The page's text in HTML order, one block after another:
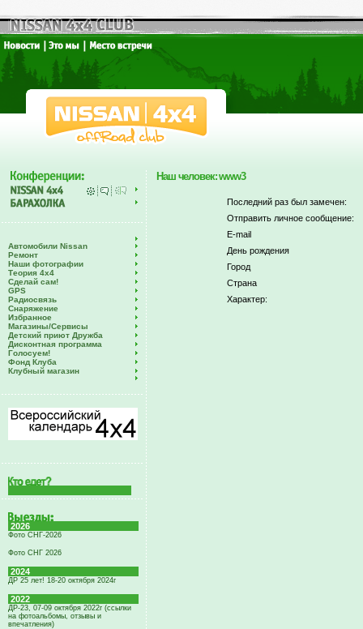
Автомобили Nissan
Ремонт
Наши фотографии
Теория 4х4
Сделай сам!
GPS
Радиосвязь
Снаряжение
Избранное
Магазины/Сервисы
Детский приют Дружба
Дисконтная программа
Голосуем!
Фонд Клуба
Клубный магазин
2026
Фото СНГ-2026
Фото СНГ 2026
2024
ДР 25 лет! 18-20 октября 2024г
2022
ДР-23, 07-09 октября 2022г (ссылки
на фотоальбомы, отзывы и
впечатления)
Наш человек: www3
Последний раз был замечен:
Отправить личное сообщение:
E-mail
День рождения
Город
Страна
Характер: